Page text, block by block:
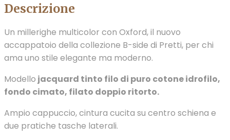
Descrizione
Un millerighe multicolor con Oxford, il nuovo
accappatoio della collezione B-side di Pretti, per chi
ama uno stile elegante ma moderno.
Modello jacquard tinto filo di puro cotone idrofilo,
fondo cimato, filato doppio ritorto.
Ampio cappuccio, cintura cucita su centro schiena e
due pratiche tasche laterali.